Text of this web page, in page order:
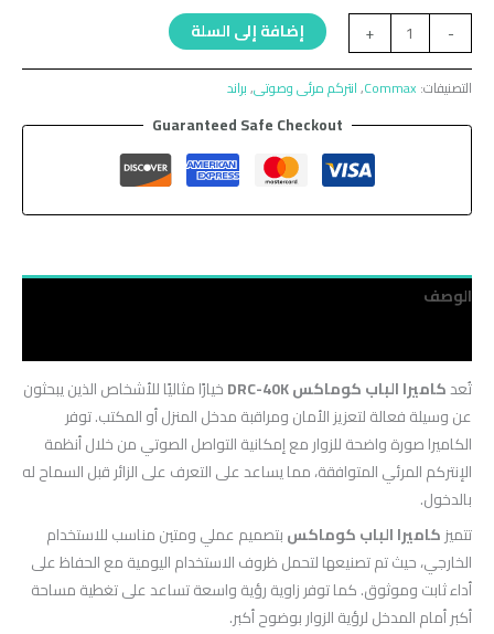
-
+ إضافة إلى السلة
التصنيفات: Commax
,انتركم مرئى وصوتى,براند
Guaranteed Safe Checkout
الوصف
تُعدكاميرا الباب كوماكس DRC-40K
خيارًا مثاليًا للأشخاص الذين يبحثون
عن وسيلة فعالة لتعزيز الأمان ومراقبة مدخل المنزل أو المكتب. توفر
الكاميرا صورة واضحة للزوار مع إمكانية التواصل الصوتي من خلال أنظمة
الإنتركم المرئي المتوافقة، مما يساعد على التعرف على الزائر قبل السماح له
بالدخول.
تتميزكاميرا الباب كوماكسبتصميم عملي ومتين مناسب للاستخدام
الخارجي، حيث تم تصنيعها لتحمل ظروف الاستخدام اليومية مع الحفاظ على
أداء ثابت وموثوق. كما توفر زاوية رؤية واسعة تساعد على تغطية مساحة
أكبر أمام المدخل لرؤية الزوار بوضوح أكبر.